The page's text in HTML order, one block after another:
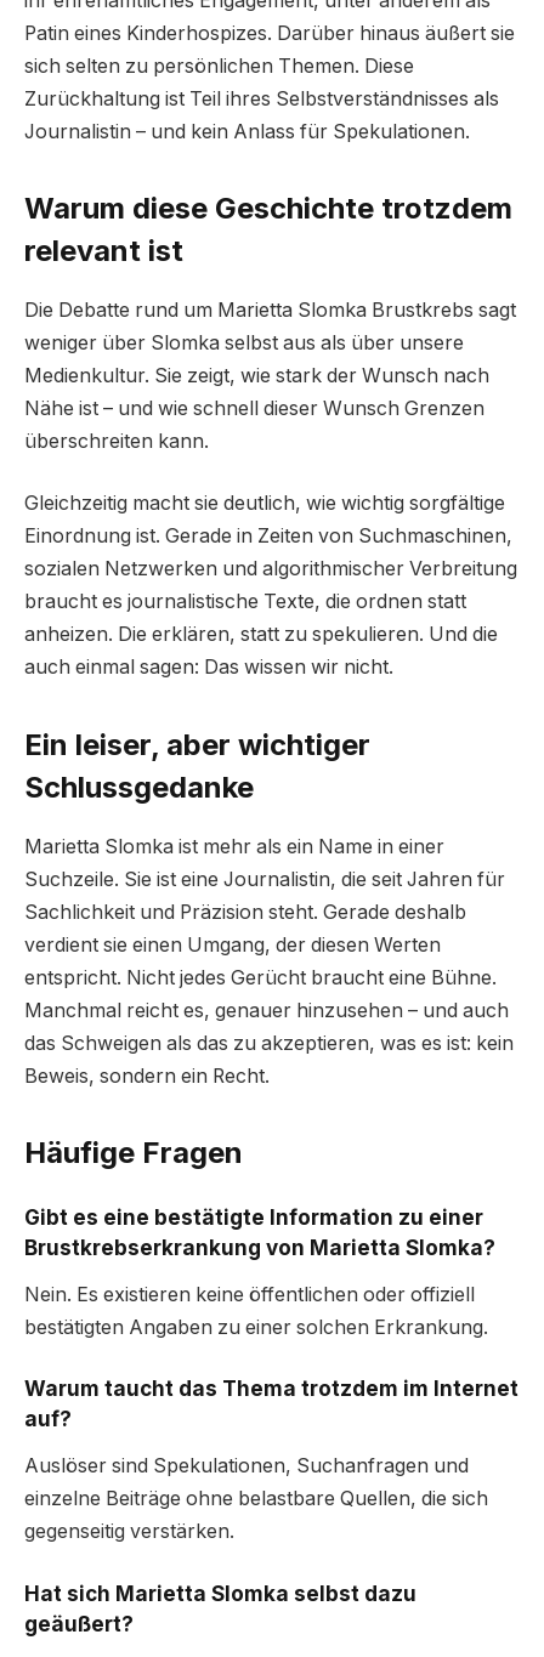
Patin eines Kinderhospizes. Darüber hinaus äußert sie
sich selten zu persönlichen Themen. Diese
Zurückhaltung ist Teil ihres Selbstverständnisses als
Journalistin – und kein Anlass für Spekulationen.
Warum diese Geschichte trotzdem
relevant ist
Die Debatte rund um Marietta Slomka Brustkrebs sagt
weniger über Slomka selbst aus als über unsere
Medienkultur. Sie zeigt, wie stark der Wunsch nach
Nähe ist – und wie schnell dieser Wunsch Grenzen
überschreiten kann.
Gleichzeitig macht sie deutlich, wie wichtig sorgfältige
Einordnung ist. Gerade in Zeiten von Suchmaschinen,
sozialen Netzwerken und algorithmischer Verbreitung
braucht es journalistische Texte, die ordnen statt
anheizen. Die erklären, statt zu spekulieren. Und die
auch einmal sagen: Das wissen wir nicht.
Ein leiser, aber wichtiger
Schlussgedanke
Marietta Slomka ist mehr als ein Name in einer
Suchzeile. Sie ist eine Journalistin, die seit Jahren für
Sachlichkeit und Präzision steht. Gerade deshalb
verdient sie einen Umgang, der diesen Werten
entspricht. Nicht jedes Gerücht braucht eine Bühne.
Manchmal reicht es, genauer hinzusehen – und auch
das Schweigen als das zu akzeptieren, was es ist: kein
Beweis, sondern ein Recht.
Häufige Fragen
Gibt es eine bestätigte Information zu einer
Brustkrebserkrankung von Marietta Slomka?
Nein. Es existieren keine öffentlichen oder offiziell
bestätigten Angaben zu einer solchen Erkrankung.
Warum taucht das Thema trotzdem im Internet
auf?
Auslöser sind Spekulationen, Suchanfragen und
einzelne Beiträge ohne belastbare Quellen, die sich
gegenseitig verstärken.
Hat sich Marietta Slomka selbst dazu
geäußert?